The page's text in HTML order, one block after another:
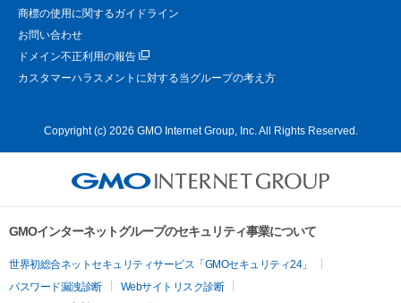
商標の使用に関するガイドライン
お問い合わせ
ドメイン不正利用の報告
カスタマーハラスメントに対する当グループの考え方
Copyright (c) 2026 GMO Internet Group, Inc. All Rights Reserved.
GMOインターネットグループのセキュリティ事業について
世界初総合ネットセキュリティサービス「GMOセキュリティ24」
パスワード漏洩診断
Webサイトリスク診断